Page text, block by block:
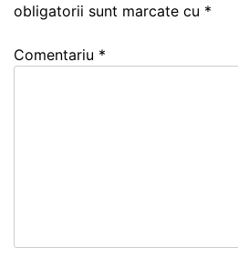
obligatorii sunt marcate cu *
Comentariu *